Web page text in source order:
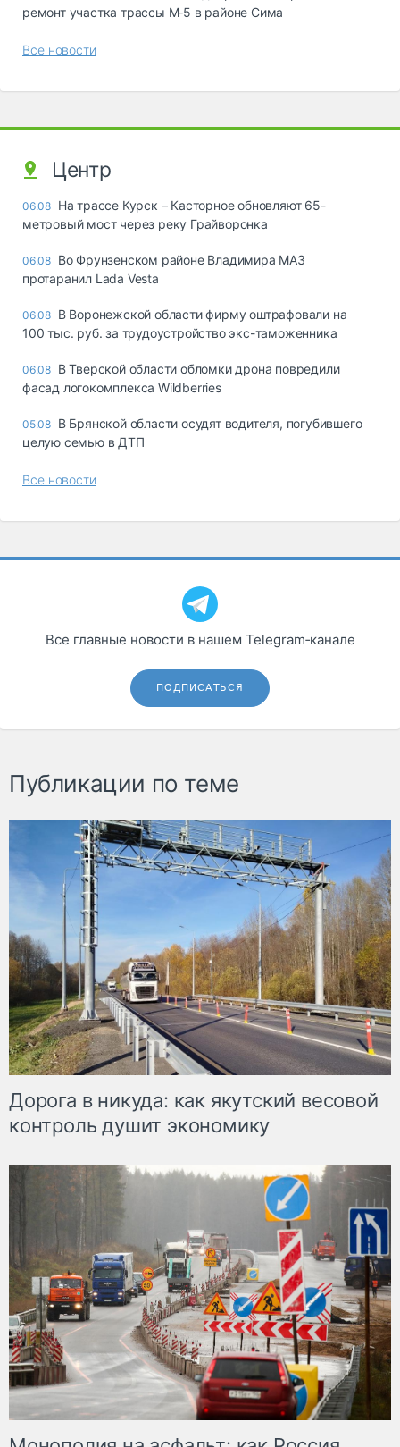
ремонт участка трассы М‑5 в районе Сима
Все новости
Центр
06.08 На трассе Курск – Касторное обновляют 65-
метровый мост через реку Грайворонка
06.08 Во Фрунзенском районе Владимира МАЗ
протаранил Lada Vesta
06.08 В Воронежской области фирму оштрафовали на
100 тыс. руб. за трудоустройство экс-таможенника
06.08 В Тверской области обломки дрона повредили
фасад логокомплекса Wildberries
05.08 В Брянской области осудят водителя, погубившего
целую семью в ДТП
Все новости
Все главные новости в нашем Telegram‑канале
ПОДПИСАТЬСЯ
Публикации по теме
Дорога в никуда: как якутский весовой
контроль душит экономику